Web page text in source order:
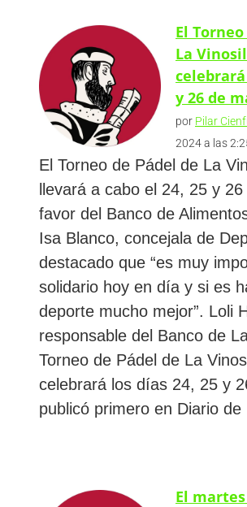
El
La
celebrará
y 26 de
por Pilar
2024 a las
El Torneo de Pádel de La
llevará a cabo el 24, 25 y
favor del Banco de
Isa Blanco, concejala de
destacado que “es muy
solidario hoy en día y si es
deporte mucho mejor”. Loli
responsable del Banco de
Torneo de Pádel de La
celebrará los días 24, 25 y
publicó primero en Diario de
El